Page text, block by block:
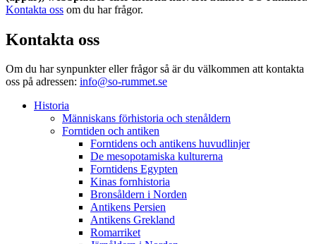
Kontakta oss om du har frågor.
Kontakta oss
Om du har synpunkter eller frågor så är du välkommen att kontakta
oss på adressen: info@so-rummet.se
Historia
Människans förhistoria och stenåldern
Forntiden och antiken
Forntidens och antikens huvudlinjer
De mesopotamiska kulturerna
Forntidens Egypten
Kinas fornhistoria
Bronsåldern i Norden
Antikens Persien
Antikens Grekland
Romarriket